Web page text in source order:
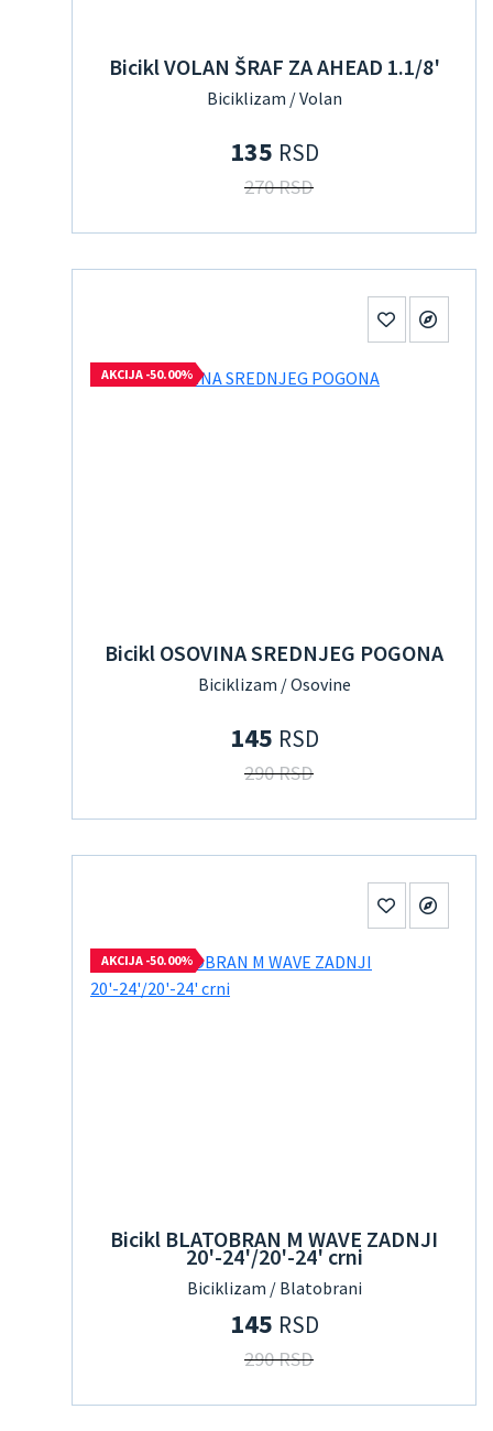
Bicikl VOLAN ŠRAF ZA AHEAD 1.1/8'
Biciklizam / Volan
135 RSD
270 RSD
AKCIJA -50.00%
Bicikl OSOVINA SREDNJEG POGONA
Biciklizam / Osovine
145 RSD
290 RSD
AKCIJA -50.00%
Bicikl BLATOBRAN M WAVE ZADNJI
20'-24'/20'-24' crni
Biciklizam / Blatobrani
145 RSD
290 RSD